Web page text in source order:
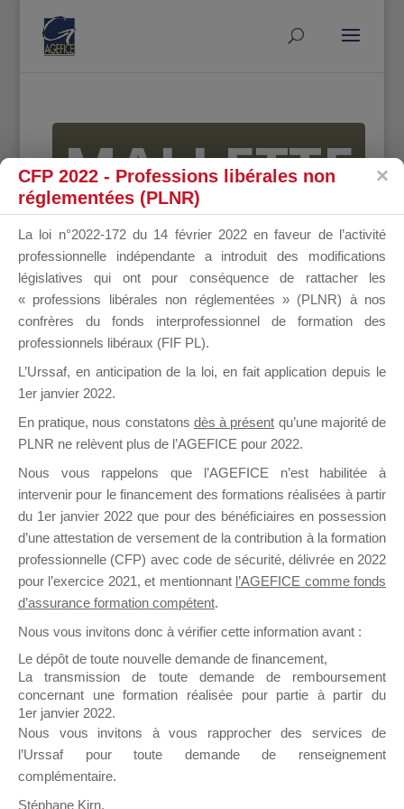
MALLETTE
DU
DIRIGEANT
il y a un mois
Ce groupe est destiné aux Organismes de
Formation qui souhaitent répondre à l’Appel à
Propositions Mallette du Dirigeant.
Ce groupe propose un forum dédié au support
sur lequel il est possible de laisser un message
ou poser une question.
NB : Il est nécessaire d’être
pouvoir rejoindre ce groupe
CFP 2022 - Professions libérales non
réglementées (PLNR)
La loi n°2022-172 du 14 février 2022 en faveur de l’activité
professionnelle indépendante a introduit des modifications
législatives qui ont pour conséquence de rattacher les
« professions libérales non réglementées » (PLNR) à nos
confrères du fonds interprofessionnel de formation des
professionnels libéraux (FIF PL).
L’Urssaf, en anticipation de la loi, en fait application depuis le
1er janvier 2022.
En pratique, nous constatons dès à présent qu’une majorité de
PLNR ne relèvent plus de l’AGEFICE pour 2022.
Nous vous rappelons que l’AGEFICE n’est habilitée à
intervenir pour le financement des formations réalisées à partir
du 1er janvier 2022 que pour des bénéficiaires en possession
d’une attestation de versement de la contribution à la formation
professionnelle (CFP) avec code de sécurité, délivrée en 2022
pour l’exercice 2021, et mentionnant l’AGEFICE comme fonds
d’assurance formation compétent.
Nous vous invitons donc à vérifier cette information avant :
Le dépôt de toute nouvelle demande de financement,
La transmission de toute demande de remboursement
concernant une formation réalisée pour partie à partir du
1er janvier 2022.
Nous vous invitons à vous rapprocher des services de
l’Urssaf pour toute demande de renseignement
complémentaire.
Stéphane Kirn,